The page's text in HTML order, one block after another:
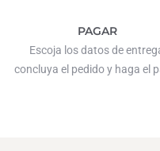
PAGAR
Escoja los datos de
concluya el pedido y haga el